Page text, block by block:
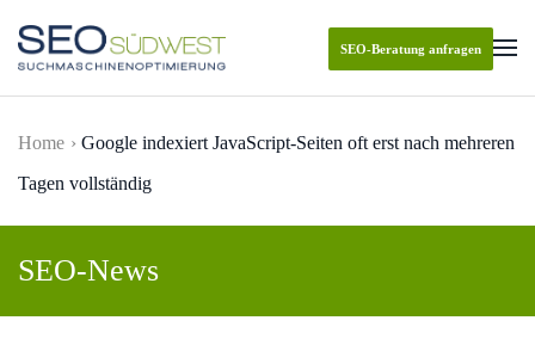
Skip to main content
SEO-Beratung anfragen
Home
Google indexiert JavaScript-Seiten oft erst nach mehreren
Tagen vollständig
SEO-News